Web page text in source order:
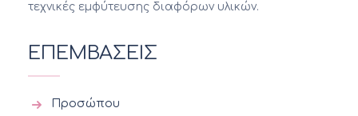
τεχνικές εμφύτευσης διαφόρων υλικών.
ΕΠΕΜΒΑΣΕΙΣ
Προσώπου